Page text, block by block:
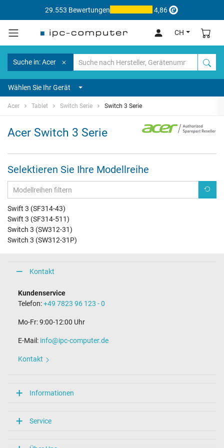
29.553 Bewertungen 4,86
CH
Suche in: Acer
Wählen Sie Ihr Gerät
Acer Tablet Switch Serie Switch 3 Serie
Acer Switch 3 Serie
Selektieren Sie Ihre Modellreihe
Swift 3 (SF314-43)
Swift 3 (SF314-511)
Switch 3 (SW312-31)
Switch 3 (SW312-31P)
Kontakt
Kundenservice
Telefon:+49 7823 96 123 - 0
Mo-Fr: 9:00-12:00 Uhr
E-Mail: info@ipc-computer.de
Kontakt
Informationen
Service